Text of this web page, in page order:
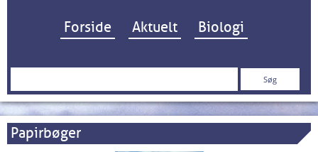
Hop til indhold
Forside Aktuelt Biologi
Søg
Papirbøger